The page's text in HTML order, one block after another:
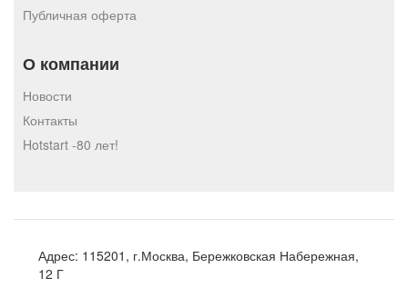
Публичная оферта
О компании
Новости
Контакты
Hotstart -80 лет!
Адрес: 115201, г.Москва, Бережковская Набережная,
12 Г